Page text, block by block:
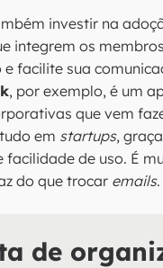
investir na
integrem os
facilite sua
, por exemplo, é um
que vem
em startups,
facilidade de uso. É
do que trocar emails.
de